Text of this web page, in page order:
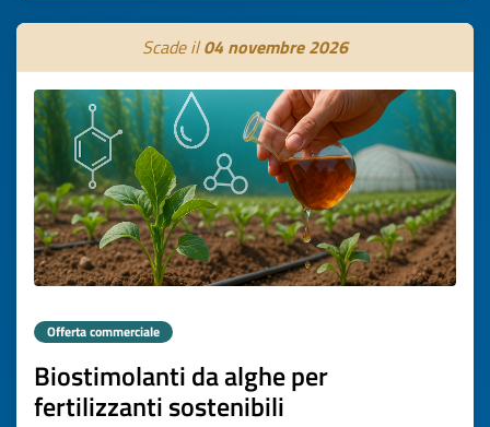
Scade il04 novembre 2026
Offerta commerciale
Biostimolanti da alghe per
fertilizzanti sostenibili